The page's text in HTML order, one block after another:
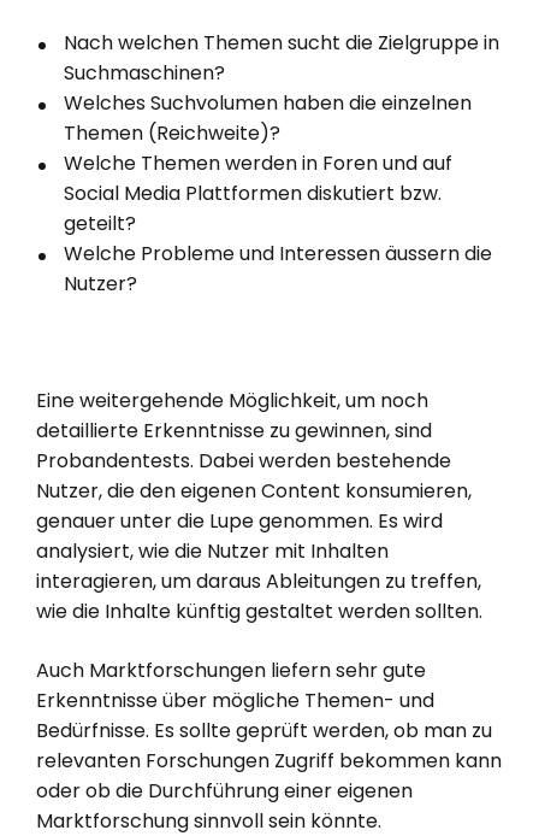
Nach welchen Themen sucht die Zielgruppe in
Suchmaschinen?
Welches Suchvolumen haben die einzelnen
Themen (Reichweite)?
Welche Themen werden in Foren und auf
Social Media Plattformen diskutiert bzw.
geteilt?
Welche Probleme und Interessen äussern die
Nutzer?
Eine weitergehende Möglichkeit, um noch
detaillierte Erkenntnisse zu gewinnen, sind
Probandentests. Dabei werden bestehende
Nutzer, die den eigenen Content konsumieren,
genauer unter die Lupe genommen. Es wird
analysiert, wie die Nutzer mit Inhalten
interagieren, um daraus Ableitungen zu treffen,
wie die Inhalte künftig gestaltet werden sollten.
Auch Marktforschungen liefern sehr gute
Erkenntnisse über mögliche Themen- und
Bedürfnisse. Es sollte geprüft werden, ob man zu
relevanten Forschungen Zugriff bekommen kann
oder ob die Durchführung einer eigenen
Marktforschung sinnvoll sein könnte.